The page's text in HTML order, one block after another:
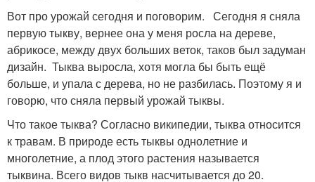
Вот про урожай сегодня и поговорим. Сегодня я сняла
первую тыкву, вернее она у меня росла на дереве,
абрикосе, между двух больших веток, таков был задуман
дизайн. Тыква выросла, хотя могла бы быть ещё
больше, и упала с дерева, но не разбилась. Поэтому я и
говорю, что сняла первый урожай тыквы.
Что такое тыква? Согласно википедии, тыква относится
к травам. В природе есть тыквы однолетние и
многолетние, а плод этого растения называется
тыквина. Всего видов тыкв насчитывается до 20.